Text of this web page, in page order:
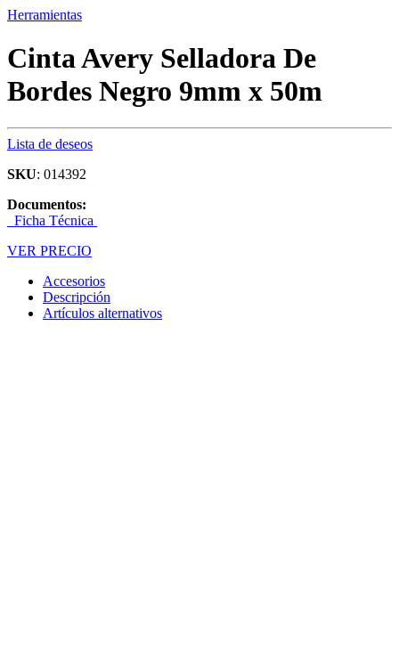
Herramientas
Cinta Avery Selladora De
Bordes Negro 9mm x 50m
Lista de deseos
SKU: 014392
Documentos:
Ficha Técnica
VER PRECIO
Accesorios
Descripción
Artículos alternativos